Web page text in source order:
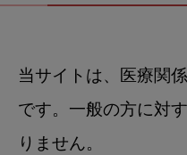
当サイトは、医療関
です。一般の方に対
りません。